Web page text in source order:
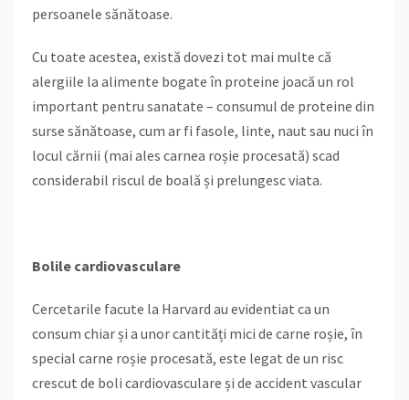
persoanele sănătoase.
Cu toate acestea, există dovezi tot mai multe că
alergiile la alimente bogate în proteine joacă un rol
important pentru sanatate – consumul de proteine din
surse sănătoase, cum ar fi fasole, linte, naut sau nuci în
locul cărnii (mai ales carnea roșie procesată) scad
considerabil riscul de boală și prelungesc viata.
Bolile cardiovasculare
Cercetarile facute la Harvard au evidentiat ca un
consum chiar și a unor cantități mici de carne roșie, în
special carne roșie procesată, este legat de un risc
crescut de boli cardiovasculare și de accident vascular